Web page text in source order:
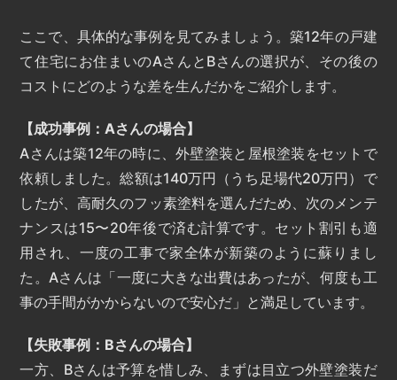
ここで、具体的な事例を見てみましょう。築12年の戸建
て住宅にお住まいのAさんとBさんの選択が、その後の
コストにどのような差を生んだかをご紹介します。
【成功事例：Aさんの場合】
Aさんは築12年の時に、外壁塗装と屋根塗装をセットで
依頼しました。総額は140万円（うち足場代20万円）で
したが、高耐久のフッ素塗料を選んだため、次のメンテ
ナンスは15〜20年後で済む計算です。セット割引も適
用され、一度の工事で家全体が新築のように蘇りまし
た。Aさんは「一度に大きな出費はあったが、何度も工
事の手間がかからないので安心だ」と満足しています。
【失敗事例：Bさんの場合】
一方、Bさんは予算を惜しみ、まずは目立つ外壁塗装だ